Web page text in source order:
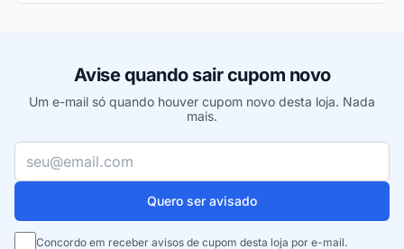
Avise quando sair cupom novo
Um e-mail só quando houver cupom novo desta loja. Nada
mais.
Quero ser avisado
Concordo em receber avisos de cupom desta loja por e-mail.